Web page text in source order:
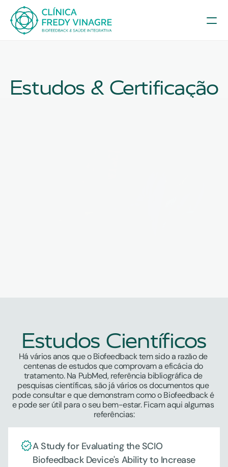
Estudos & Certificação
Estudos Científicos
Há vários anos que o Biofeedback tem sido a razão de
centenas de estudos que comprovam a eficácia do
tratamento. Na PubMed, referência bibliográfica de
pesquisas científicas, são já vários os documentos que
pode consultar e que demonstram como o Biofeedback é
e pode ser útil para o seu bem-estar. Ficam aqui algumas
referências:
A Study for Evaluating the SCIO
Biofeedback Device's Ability to Increase